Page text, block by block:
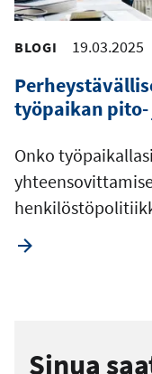
BLOGI 19.03.2025
työpaikan
Onko
Sinua